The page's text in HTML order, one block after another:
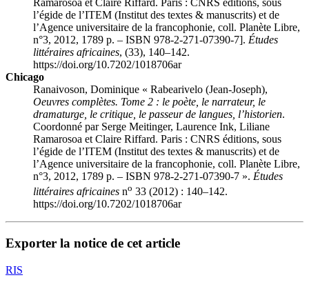
Ramarosoa et Claire Riffard. Paris : CNRS éditions, sous
l’égide de l’ITEM (Institut des textes & manuscrits) et de
l’Agence universitaire de la francophonie, coll. Planète Libre,
n°3, 2012, 1789 p. – ISBN 978-2-271-07390-7]. Études
littéraires africaines, (33), 140–142.
https://doi.org/10.7202/1018706ar
Chicago
Ranaivoson, Dominique « Rabearivelo (Jean-Joseph),
Oeuvres complètes. Tome 2 : le poète, le narrateur, le
dramaturge, le critique, le passeur de langues, l’historien.
Coordonné par Serge Meitinger, Laurence Ink, Liliane
Ramarosoa et Claire Riffard. Paris : CNRS éditions, sous
l’égide de l’ITEM (Institut des textes & manuscrits) et de
l’Agence universitaire de la francophonie, coll. Planète Libre,
n°3, 2012, 1789 p. – ISBN 978-2-271-07390-7 ». Études
littéraires africaines no 33 (2012) : 140–142.
https://doi.org/10.7202/1018706ar
Exporter la notice de cet article
RIS